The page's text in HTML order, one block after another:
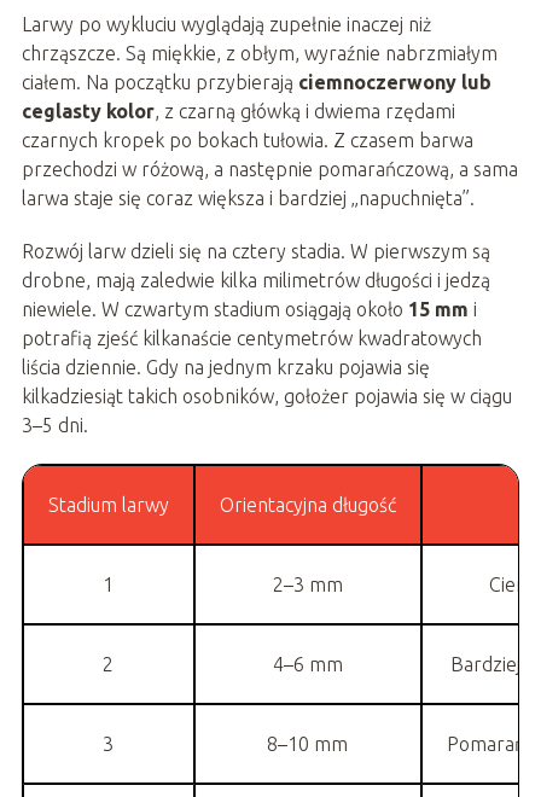
Larwy po wykluciu wyglądają zupełnie inaczej niż
chrząszcze. Są miękkie, z obłym, wyraźnie nabrzmiałym
ciałem. Na początku przybierają ciemnoczerwony lub
ceglasty kolor, z czarną główką i dwiema rzędami
czarnych kropek po bokach tułowia. Z czasem barwa
przechodzi w różową, a następnie pomarańczową, a sama
larwa staje się coraz większa i bardziej „napuchnięta”.
Rozwój larw dzieli się na cztery stadia. W pierwszym są
drobne, mają zaledwie kilka milimetrów długości i jedzą
niewiele. W czwartym stadium osiągają około 15 mm i
potrafią zjeść kilkanaście centymetrów kwadratowych
liścia dziennie. Gdy na jednym krzaku pojawia się
kilkadziesiąt takich osobników, gołożer pojawia się w ciągu
3–5 dni.
Stadium larwy Orientacyjna długość
1 2–3 mm
2 4–6 mm Bardziej
3 8–10 mm